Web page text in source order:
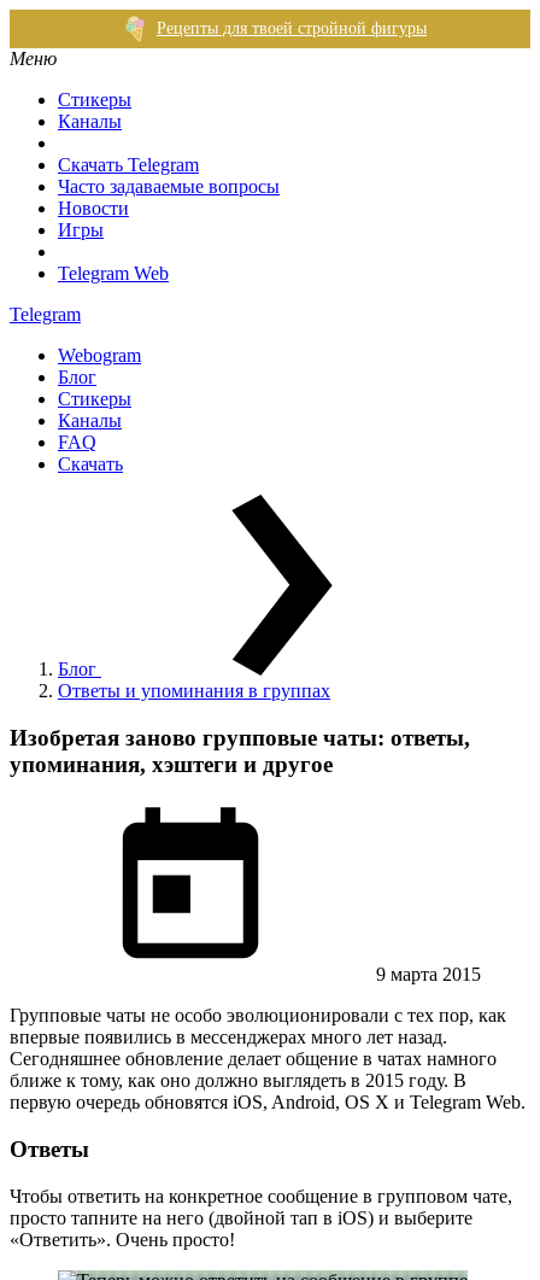
Рецепты для твоей стройной фигуры
Меню
Стикеры
Каналы
Скачать Telegram
Часто задаваемые вопросы
Новости
Игры
Telegram Web
Telegram
Webogram
Блог
Стикеры
Каналы
FAQ
Скачать
Блог
Ответы и упоминания в группах
Изобретая заново групповые чаты: ответы,
упоминания, хэштеги и другое
9 марта 2015
Групповые чаты не особо эволюционировали с тех пор, как
впервые появились в мессенджерах много лет назад.
Сегодняшнее обновление делает общение в чатах намного
ближе к тому, как оно должно выглядеть в 2015 году. В
первую очередь обновятся iOS, Android, OS X и Telegram Web.
Ответы
Чтобы ответить на конкретное сообщение в групповом чате,
просто тапните на него (двойной тап в iOS) и выберите
«Ответить». Очень просто!